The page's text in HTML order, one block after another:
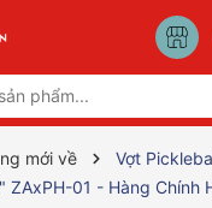
mới về
Vợt
ZAxPH-01 - Hàng Chính